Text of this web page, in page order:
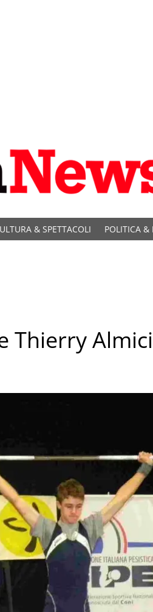
& SPETTACOLI POLITICA
Thierry